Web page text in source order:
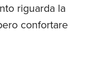
riguarda la
confortare